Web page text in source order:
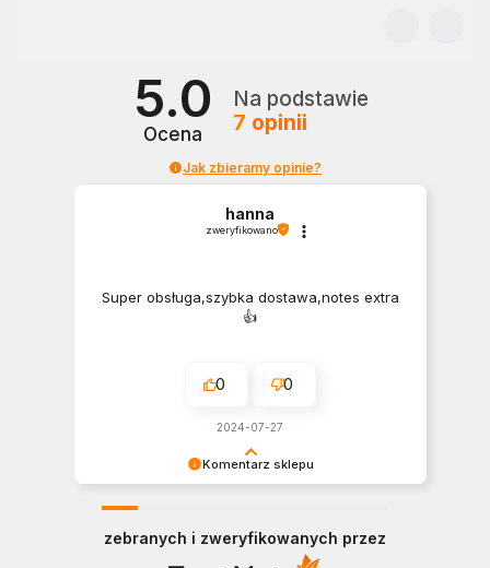
5.0
Ocena
Na podstawie
7 opinii
Jak zbieramy opinie?
Komentarz sklepu
Doceniamy czas i wysiłek włożony w podzielenie
się z nami Twoimi doświadczeniami. Do
hanna
zweryfikowano
Super obsługa,szybka dostawa,notes extra
👍️
0 0
2024-07-27
zebranych i zweryfikowanych przez